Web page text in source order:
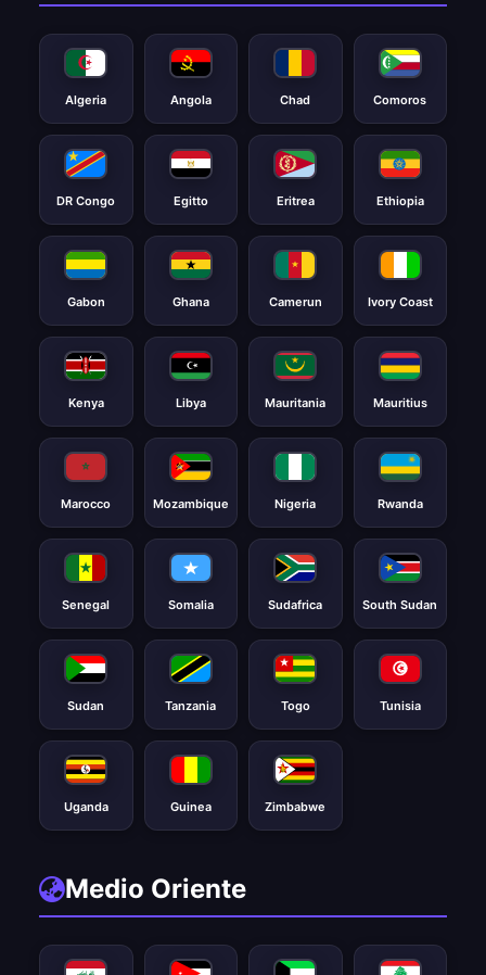
Algeria Angola Chad Comoros
DR Congo Egitto Eritrea Ethiopia
Gabon Ghana Camerun Ivory Coast
Kenya Libya Mauritania Mauritius
Marocco Mozambique Nigeria Rwanda
Senegal Somalia Sudafrica South Sudan
Sudan Tanzania Togo Tunisia
Uganda Guinea Zimbabwe
Medio Oriente